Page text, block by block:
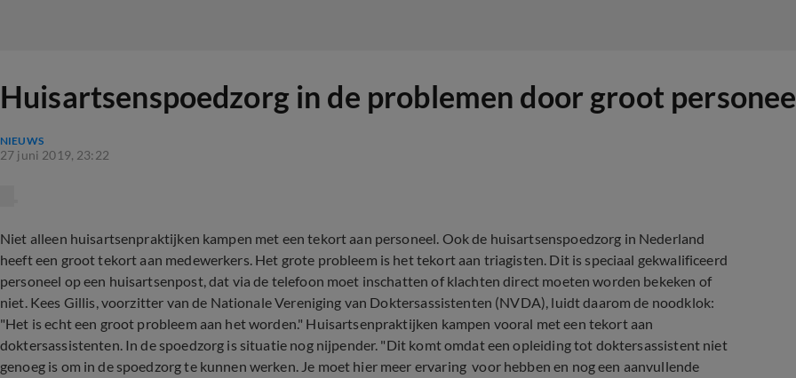
Huisartsenspoedzorg in de problemen door groot
NIEUWS
27 juni 2019, 23:22
Niet alleen huisartsenpraktijken kampen met een tekort aan personeel. Ook de huisartsenspoedzorg in Nederland
heeft een groot tekort aan medewerkers. Het grote probleem is het tekort aan triagisten. Dit is speciaal gekwalificeerd
personeel op een huisartsenpost, dat via de telefoon moet inschatten of klachten direct moeten worden bekeken of
niet. Kees Gillis, voorzitter van de Nationale Vereniging van Doktersassistenten (NVDA), luidt daarom de noodklok:
"Het is echt een groot probleem aan het worden." Huisartsenpraktijken kampen vooral met een tekort aan
doktersassistenten. In de spoedzorg is situatie nog nijpender. "Dit komt omdat een opleiding tot doktersassistent niet
genoeg is om in de spoedzorg te kunnen werken. Je moet hier meer ervaring voor hebben en nog een aanvullende